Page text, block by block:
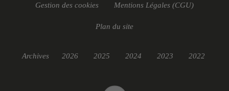
Gestion des cookies Mentions Légales (CGU)
Plan du site
Archives 2026 2025 2024 2023 2022